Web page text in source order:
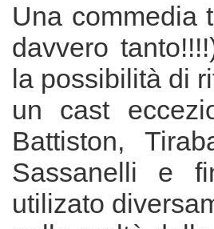
Una commedia
davvero
la possibilità di
un cast
Battiston,
Sassanelli e
utilizato